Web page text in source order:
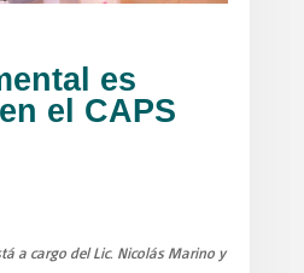
es
el CAPS
a cargo del Lic. Nicolás Marino y